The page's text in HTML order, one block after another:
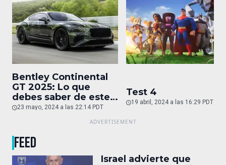
Bentley Continental
GT 2025: Lo que
debes saber de este
auto de superlujo
23 mayo, 2024 a las 22:14 PDT
Test 4
19 abril, 2024 a las 16:29 PDT
FEED
Israel advierte que